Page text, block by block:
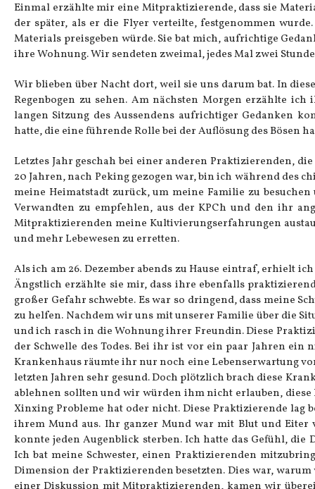
Einmal erzählte mir eine Mitpraktizierende, dass sie
der später, als er die Flyer verteilte, festgenommen
Materials preisgeben würde. Sie bat mich, aufrichtige
ihre Wohnung. Wir sendeten zweimal, jedes Mal zwei
Wir blieben über Nacht dort, weil sie uns darum bat. In
Regenbogen zu sehen. Am nächsten Morgen erzählte
langen Sitzung des Aussendens aufrichtiger Gedanken
hatte, die eine führende Rolle bei der Auflösung des Bösen
Letztes Jahr geschah bei einer anderen Praktizierenden,
20 Jahren, nach Peking gezogen war, bin ich während des
meine Heimatstadt zurück, um meine Familie zu
Verwandten zu empfehlen, aus der KPCh und den ihr
Mitpraktizierenden meine Kultivierungserfahrungen
und mehr Lebewesen zu erretten.
Als ich am 26. Dezember abends zu Hause eintraf, erhielt
Ängstlich erzählte sie mir, dass ihre ebenfalls
großer Gefahr schwebte. Es war so dringend, dass meine
zu helfen. Nachdem wir uns mit unserer Familie über die
und ich rasch in die Wohnung ihrer Freundin. Diese
der Schwelle des Todes. Bei ihr ist vor ein paar Jahren
Krankenhaus räumte ihr nur noch eine Lebenserwartung
letzten Jahren sehr gesund. Doch plötzlich brach diese
ablehnen sollten und wir würden ihm nicht erlauben,
Xinxing Probleme hat oder nicht. Diese Praktizierende lag
ihrem Mund aus. Ihr ganzer Mund war mit Blut und
konnte jeden Augenblick sterben. Ich hatte das Gefühl,
Ich bat meine Schwester, einen Praktizierenden
Dimension der Praktizierenden besetzten. Dies war,